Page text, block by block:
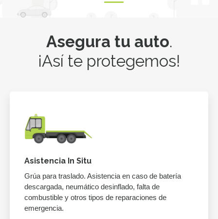
Asegura tu auto.
¡Así te protegemos!
Asistencia In Situ
Grúa para traslado. Asistencia en caso de batería
descargada, neumático desinflado, falta de
combustible y otros tipos de reparaciones de
emergencia.